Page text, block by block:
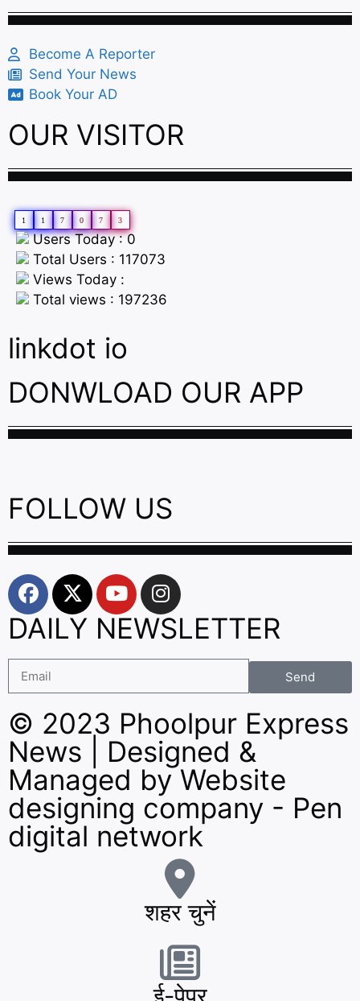
Become A Reporter
Send Your News
Book Your AD
OUR VISITOR
1 1 7 0 7 3
Users Today : 0
Total Users : 117073
Views Today :
Total views : 197236
linkdot io
DONWLOAD OUR APP
FOLLOW US
DAILY NEWSLETTER
Send
© 2023 Phoolpur Express
News | Designed &
Managed byWebsite
designing company - Pen
digital network
शहर चुनें
ई-पेपर